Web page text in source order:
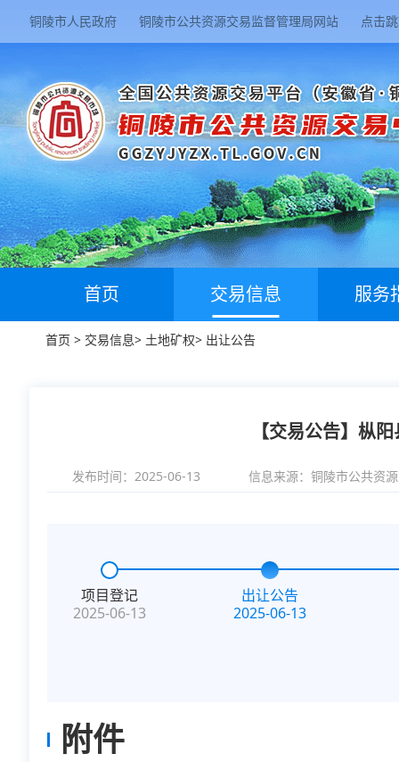
铜陵市人民政府 铜陵市公共资源交易监督管理局网站 点击
首页 交易信息 服务
首页 > 交易信息> 土地矿权> 出让公告
【交易公告】枞
发布时间：2025-06-13 信息来源： 铜陵市公共资
项目登记
2025-06-13
出让公告
2025-06-13
附件